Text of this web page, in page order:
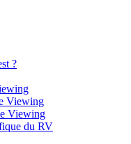
?
Viewing
Viewing
du RV